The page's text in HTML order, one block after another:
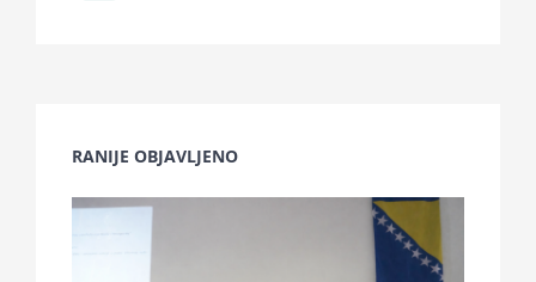
RANIJE OBJAVLJENO